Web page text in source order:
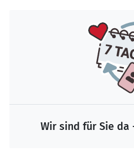
Wir sind für Sie da